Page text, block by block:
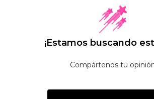
¡Estamos buscando
Compártenos tu